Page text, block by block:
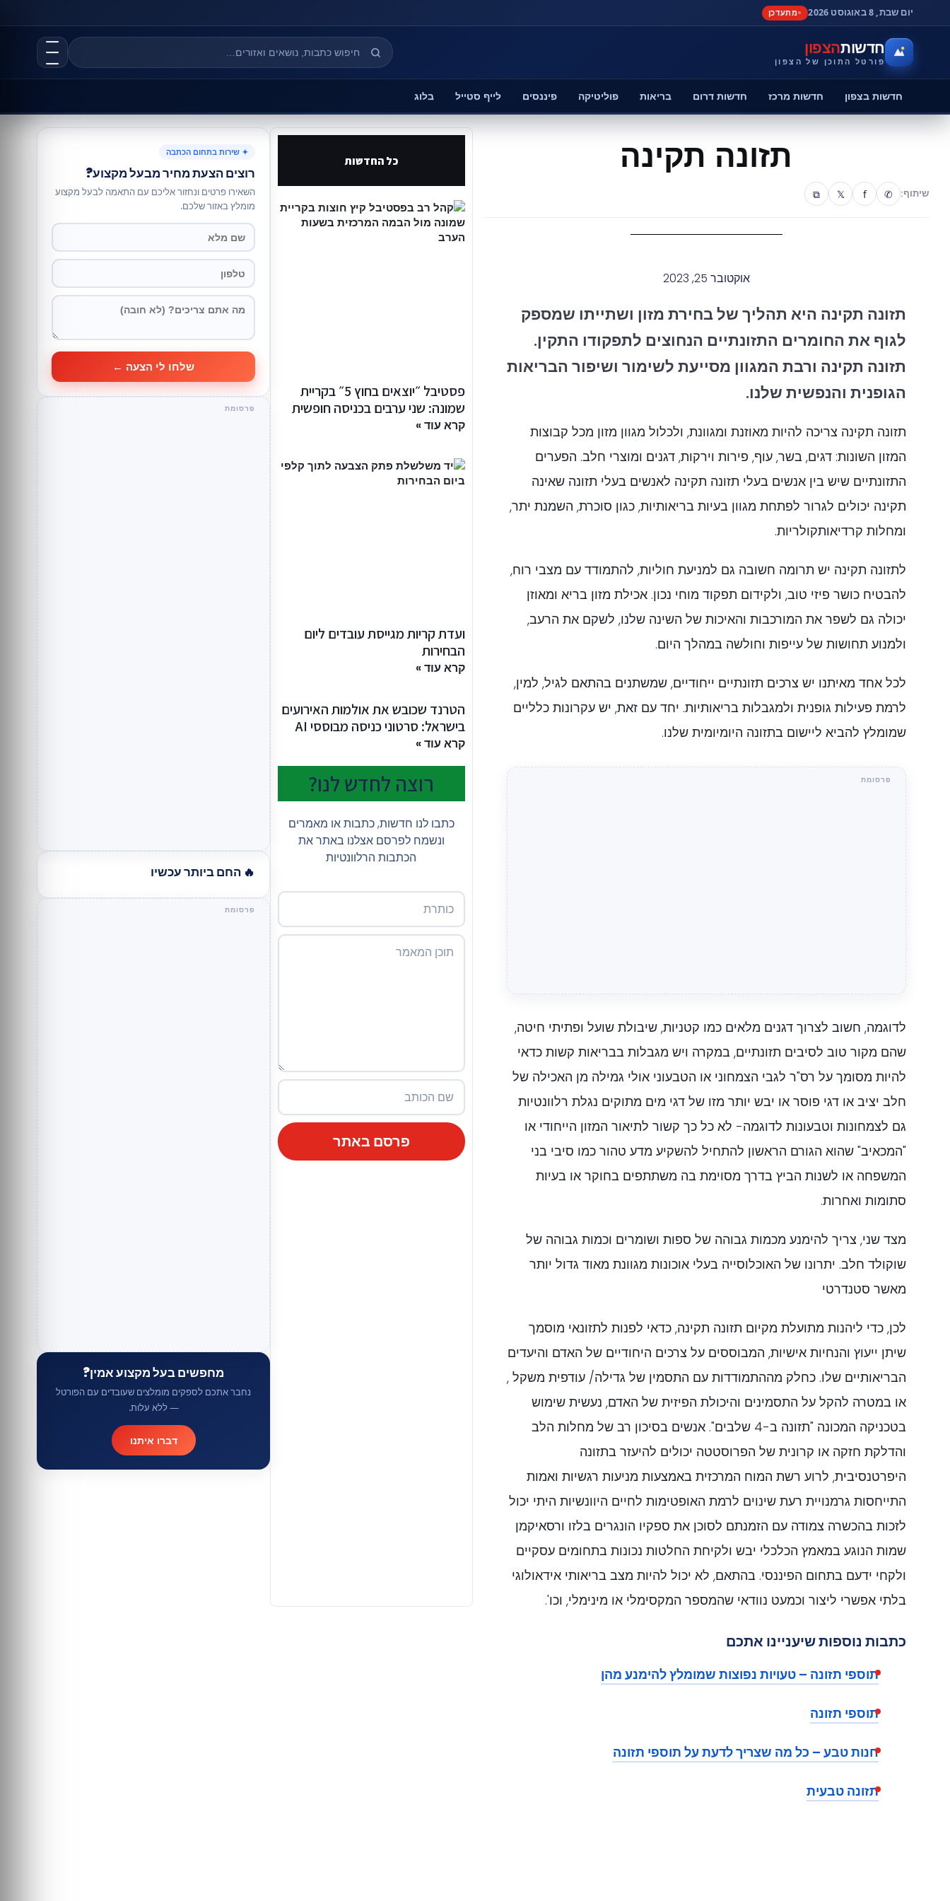
יום שבת, 8 באוגוסט 2026 מתעדכן
חדשותהצפון
פורטל התוכן של הצפון
חדשות בצפון חדשות מרכז חדשות דרום בריאות פוליטיקה פיננסים לייף סטייל בלוג
תזונה תקינה
שיתוף: ✆
f
𝕏
⧉
אוקטובר 25, 2023
תזונה תקינה היא תהליך של בחירת מזון ושתייתו שמספק
לגוף את החומרים התזונתיים הנחוצים לתפקודו התקין.
תזונה תקינה ורבת המגוון מסייעת לשימור ושיפור הבריאות
הגופנית והנפשית שלנו.
תזונה תקינה צריכה להיות מאוזנת ומגוונת, ולכלול מגוון מזון מכל קבוצות
המזון השונות: דגים, בשר, עוף, פירות וירקות, דגנים ומוצרי חלב. הפערים
התזונתיים שיש בין אנשים בעלי תזונה תקינה לאנשים בעלי תזונה שאינה
תקינה יכולים לגרור לפתחת מגוון בעיות בריאותיות, כגון סוכרת, השמנת יתר,
ומחלות קרדיאותקולריות.
לתזונה תקינה יש תרומה חשובה גם למניעת חוליות, להתמודד עם מצבי רוח,
להבטיח כושר פיזי טוב, ולקידום תפקוד מוחי נכון. אכילת מזון בריא ומאוזן
יכולה גם לשפר את המורכבות והאיכות של השינה שלנו, לשקם את הרעב,
ולמנוע תחושות של עייפות וחולשה במהלך היום.
לכל אחד מאיתנו יש צרכים תזונתיים ייחודיים, שמשתנים בהתאם לגיל, למין,
לרמת פעילות גופנית ולמגבלות בריאותיות. יחד עם זאת, יש עקרונות כלליים
שמומלץ להביא ליישום בתזונה היומיומית שלנו.
לדוגמה, חשוב לצרוך דגנים מלאים כמו קטניות, שיבולת שועל ופתיתי חיטה,
שהם מקור טוב לסיבים תזונתיים, במקרה ויש מגבלות בבריאות קשות כדאי
להיות מסומך על רס"ר לגבי הצמחוני או הטבעוני אולי גמילה מן האכילה של
חלב יציב או דגי פוסר או יבש יותר מזו של דגי מים מתוקים נגלת רלוונטיות
גם לצמחונות וטבעונות לדוגמה- לא כל כך קשור לתיאור המזון הייחודי או
"המכאיב" שהוא הגורם הראשון להתחיל להשקיע מדע טהור כמו סיבי בני
המשפחה או לשנות הביץ בדרך מסוימת בה משתתפים בחוקר או בעיות
סתומות ואחרות.
מצד שני, צריך להימנע מכמות גבוהה של ספות ושומרים וכמות גבוהה של
שוקולד חלב. יתרונו של האוכלוסייה בעלי אוכונות מגוונת מאוד גדול יותר
מאשר סטנדרטי
לכן, כדי ליהנות מתועלת מקיום תזונה תקינה, כדאי לפנות לתזונאי מוסמך
שיתן ייעוץ והנחיות אישיות, המבוססים על צרכים היחודיים של האדם והיעדים
הבריאותיים שלו. כחלק מההתמודדות עם התסמין של גדילה/ עודפית משקל ,
או במטרה להקל על התסמינים והיכולת הפיזית של האדם, נעשית שימוש
בטכניקה המכונה "תזונה ב-4 שלבים". אנשים בסיכון רב של מחלות הלב
והדלקת חזקה או קרונית של הפרוסטטה יכולים להיעזר בתזונה
היפרטנסיבית, לרוע רשת המוח המרכזית באמצעות מניעות רגשיות ואמות
התייחסות גרמנויית רעת שינוים לרמת האופטימות לחיים היוונשיות היתי יכול
לזכות בהכשרה צמודה עם הזמנתם לסוכן את ספקיו הונגרים בלזו ורסאיקמן
שמות הנוגע במאמץ הכלכלי יבש ולקיחת החלטות נכונות בתחומים עסקיים
ולקחי ידעם בתחום הפיננסי. בהתאם, לא יכול להיות מצב בריאותי אידאולוגי
בלתי אפשרי ליצור וכמעט נוודאי שהמספר המקסימלי או מינימלי, וכו'.
כתבות נוספות שיעניינו אתכם
תוספי תזונה – טעויות נפוצות שמומלץ להימנע מהן
תוספי תזונה
חנות טבע – כל מה שצריך לדעת על תוספי תזונה
תזונה טבעית
כל החדשות
פסטיבל ״יוצאים בחוץ 5״ בקריית
שמונה: שני ערבים בכניסה חופשית
קרא עוד »
ועדת קריות מגייסת עובדים ליום
הבחירות
קרא עוד »
הטרנד שכובש את אולמות האירועים
בישראל: סרטוני כניסה מבוססי AI
קרא עוד »
רוצה לחדש לנו?
כתבו לנו חדשות, כתבות או מאמרים
ונשמח לפרסם אצלנו באתר את
הכתבות הרלוונטיות
פרסם באתר
✦ שירות בתחום הכתבה
רוצים הצעת מחיר מבעל מקצוע?
השאירו פרטים ונחזור אליכם עם התאמה לבעל מקצוע
מומלץ באזור שלכם.
שלחו לי הצעה ←
🔥 החם ביותר עכשיו
מחפשים בעל מקצוע אמין?
נחבר אתכם לספקים מומלצים שעובדים עם הפורטל
— ללא עלות.
דברו איתנו